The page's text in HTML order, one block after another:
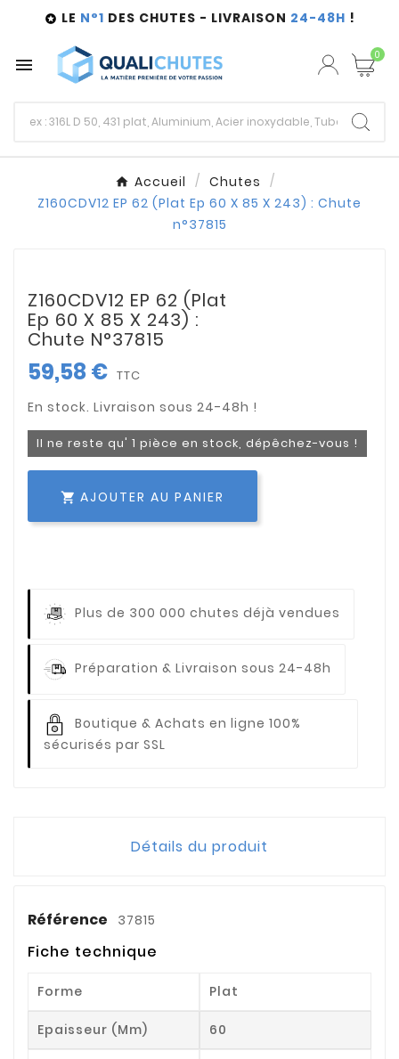
 LE N°1 DES CHUTES - LIVRAISON 24-48H !
 0
Accueil
Chutes
Z160CDV12 EP 62 (Plat Ep 60 X 85 X 243) : Chute
n°37815
Z160CDV12 EP 62 (Plat
Ep 60 X 85 X 243) :
Chute N°37815
59,58 € TTC
Il ne reste qu' 1 pièce en stock, dépêchez-vous !
 AJOUTER AU PANIER
Plus de 300 000 chutes déjà vendues
Préparation & Livraison sous 24-48h
Boutique & Achats en ligne 100%
sécurisés par SSL
Détails du produit
Référence 37815
Fiche technique
Forme Plat
Epaisseur (mm) 60